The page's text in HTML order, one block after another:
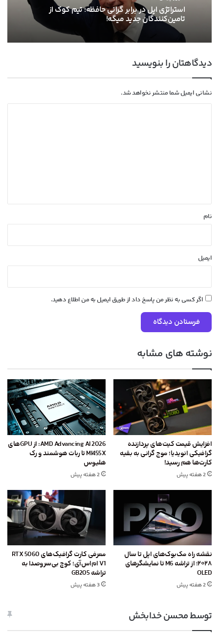
استراتژی اپل در برابر گرانی حافظه؛ تیم کوک از
تامین‌کنندگان جدید میگه!
دیدگاهتان را بنویسید
نشانی ایمیل شما منتشر نخواهد شد.
نام
ایمیل
اگر کسی به نظر من پاسخ داد از طریق ایمیل به من اطلاع دهید.
نوشته های مشابه
افزایش قیمت کیت‌های پردازنده
گرافیکی انویدیا؛ موج گرانی به بقیه
کارت‌ها هم رسید!
2 هفته پیش
AMD Advancing AI 2026: از GPU‌های
MI455X تا ربات هوشمند و رک
هلیوس
2 هفته پیش
نقشه راه مک‌بوک‌های اپل تا سال
۲۰۲۸؛ از تراشه M6 تا نمایشگرهای
OLED
2 هفته پیش
معرفی کارت گرافیک‌های RTX 5060
V1 ام‌اس‌آی؛ کوچ بی‌سروصدا به
تراشه GB205
3 هفته پیش
توسط محسن خدابخش